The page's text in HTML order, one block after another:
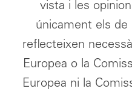
vista i les
únicament els
reflecteixen
Europea o la
Europea ni la